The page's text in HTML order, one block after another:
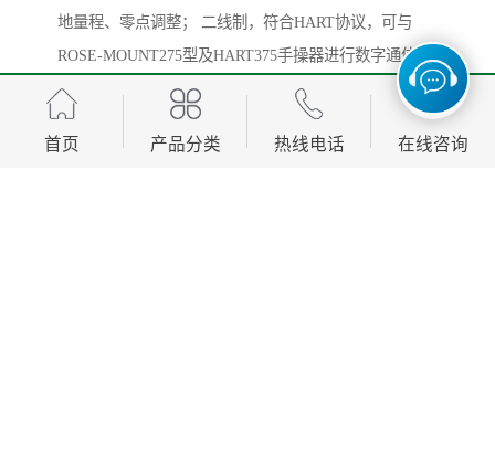
地量程、零点调整； 二线制，符合HART协议，可与
ROSE-MOUNT275型及HART375手操器进行数字通信而
不终端模拟量输出； 传感器内带非易失性存贮器； 稳定
性好，精度高，阻尼可调，抗单向过载能力强； 全部通
用件，传感器与电子板互换不影响其特性，维护方
首页 产品分类 热线电话 在线咨询